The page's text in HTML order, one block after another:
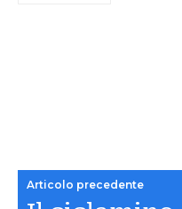
Articolo precedente